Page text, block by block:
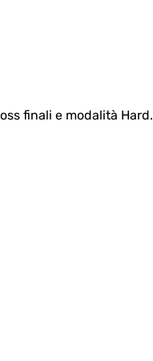
finali e modalità Hard.